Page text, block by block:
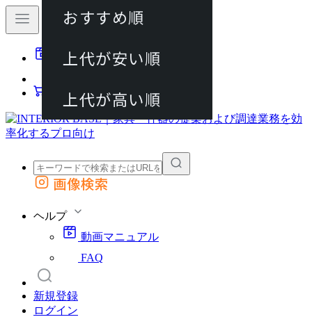
動画マニュアル
カート
外部サイトの商品をカートに追加
画像検索
ヘルプ
動画マニュアル
FAQ
新規登録
ログイン
おすすめ順
上代が安い順
上代が高い順